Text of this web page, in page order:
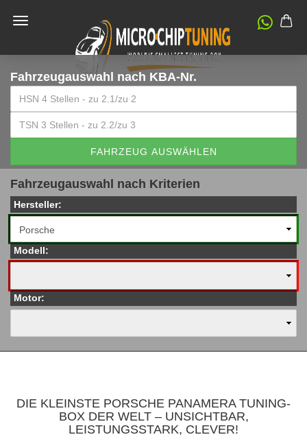
Fahrzeugauswahl nach KBA-Nr.
FAHRZEUG AUSWÄHLEN
Fahrzeugauswahl nach Kriterien
Hersteller:
Modell:
Motor:
DIE KLEINSTE PORSCHE PANAMERA TUNING-
BOX DER WELT – UNSICHTBAR,
LEISTUNGSSTARK, CLEVER!